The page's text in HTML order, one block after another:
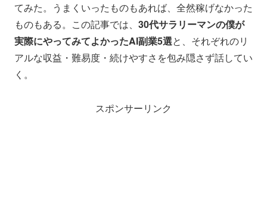
てみた。うまくいったものもあれば、全然稼げなかった
ものもある。この記事では、 30代サラリーマンの僕が
実際にやってみてよかったAI副業5選と、それぞれのリ
アルな収益・難易度・続けやすさを包み隠さず話してい
く。
スポンサーリンク